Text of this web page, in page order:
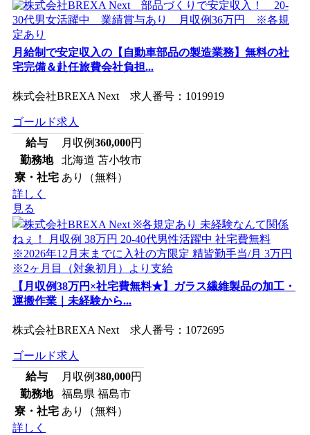
月給制で安定収入の【自動車部品の製造業務】無料の社
宅完備＆赴任旅費会社負担...
株式会社BREXA Next 求人番号：1019919
ゴールド求人
給与
月収例360,000円
勤務地
北海道 苫小牧市
寮・社宅 あり（無料）
詳しく
見る
【月収例38万円×社宅費無料★】ガラス繊維製品の加工・
運搬作業｜未経験から...
株式会社BREXA Next 求人番号：1072695
ゴールド求人
給与
月収例380,000円
勤務地
福島県 福島市
寮・社宅 あり（無料）
詳しく